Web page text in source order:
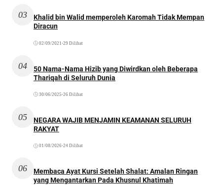
03
Khalid bin Walid memperoleh Karomah Tidak Mempan
Diracun
02/09/2021 •29 Dilihat
04
50 Nama-Nama Hizib yang Diwirdkan oleh Beberapa
Thariqah di Seluruh Dunia
30/06/2025 •26 Dilihat
05
NEGARA WAJIB MENJAMIN KEAMANAN SELURUH
RAKYAT
01/08/2026•24 Dilihat
06
Membaca Ayat Kursi Setelah Shalat: Amalan Ringan
yang Mengantarkan Pada Khusnul Khatimah